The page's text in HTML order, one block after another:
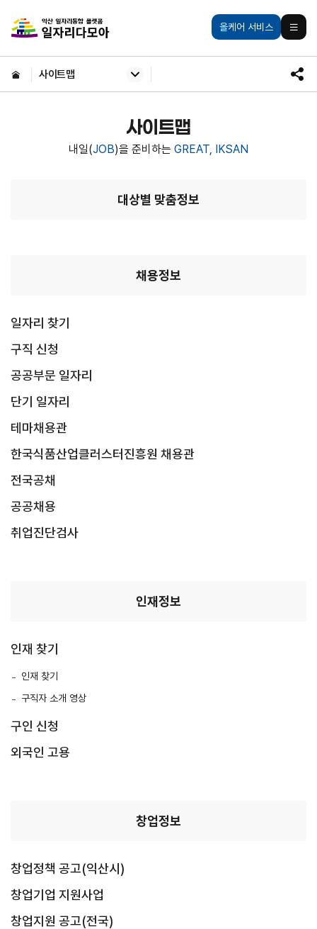
올케어 서비스 모바일
익산일자리통합플랫폼
HOME사이트맵
SNS
사이트맵
내일(JOB)을 준비하는 GREAT, IKSAN
대상별 맞춤정보
채용정보
일자리 찾기
구직 신청
공공부문 일자리
단기 일자리
테마채용관
한국식품산업클러스터진흥원 채용관
전국공채
공공채용
취업진단검사
인재정보
인재 찾기
인재 찾기
구직자 소개 영상
구인 신청
외국인 고용
창업정보
창업정책 공고(익산시)
창업기업 지원사업
창업지원 공고(전국)